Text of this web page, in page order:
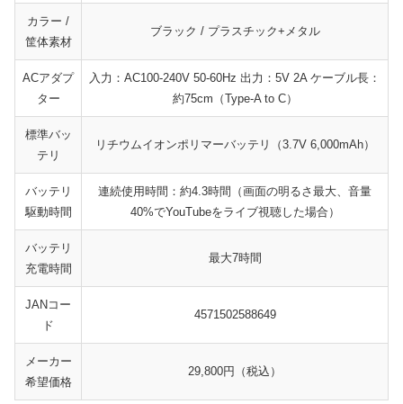
カラー /
筐体素材
ブラック / プラスチック+メタル
ACアダプ
ター
入力：AC100-240V 50-60Hz 出力：5V 2A ケーブル長：
約75cm（Type-A to C）
標準バッ
テリ
リチウムイオンポリマーバッテリ（3.7V 6,000mAh）
バッテリ
駆動時間
連続使用時間：約4.3時間（画面の明るさ最大、音量
40%でYouTubeをライブ視聴した場合）
バッテリ
充電時間
最大7時間
JANコー
ド
4571502588649
メーカー
希望価格
29,800円（税込）